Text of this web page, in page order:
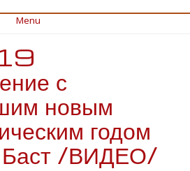
Menu
с
новым
годом
Баст /ВИДЕО/